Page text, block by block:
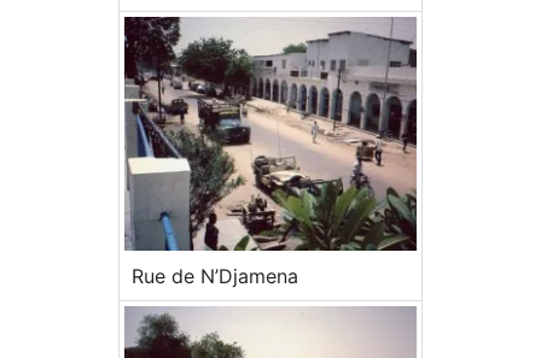
Rue de N’Djamena